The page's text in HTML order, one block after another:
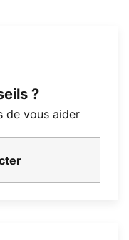
?
de vous aider